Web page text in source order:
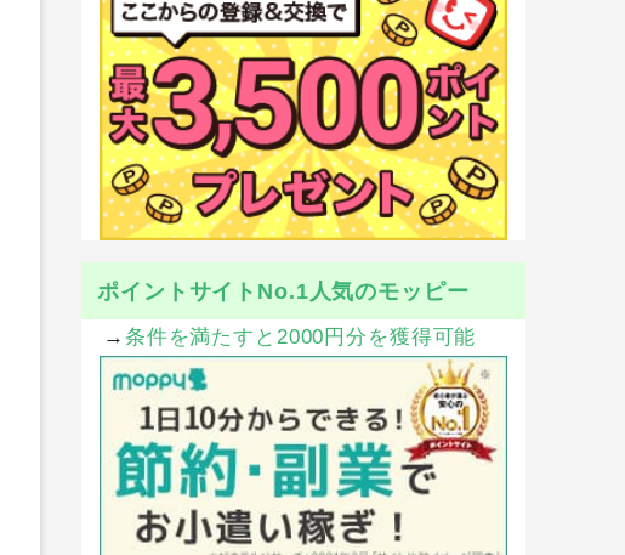
ポイントサイトNo.1人気のモッピー
→ 条件を満たすと2000円分を獲得可能